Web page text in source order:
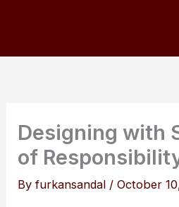
Designing with
of
Byfurkansandal /October